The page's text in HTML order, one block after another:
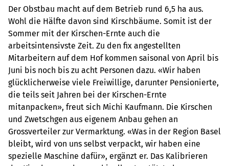
Der Obstbau macht auf dem Betrieb rund 6,5 ha aus.
Wohl die Hälfte davon sind Kirschbäume. Somit ist der
Sommer mit der Kirschen-Ernte auch die
arbeitsintensivste Zeit. Zu den fix angestellten
Mitarbeitern auf dem Hof kommen saisonal von April bis
Juni bis noch bis zu acht Personen dazu. «Wir haben
glücklicherweise viele Freiwillige, darunter Pensionierte,
die teils seit Jahren bei der Kirschen-Ernte
mitanpacken», freut sich Michi Kaufmann. Die Kirschen
und Zwetschgen aus eigenem Anbau gehen an
Grossverteiler zur Vermarktung. «Was in der Region Basel
bleibt, wird von uns selbst verpackt, wir haben eine
spezielle Maschine dafür», ergänzt er. Das Kalibrieren